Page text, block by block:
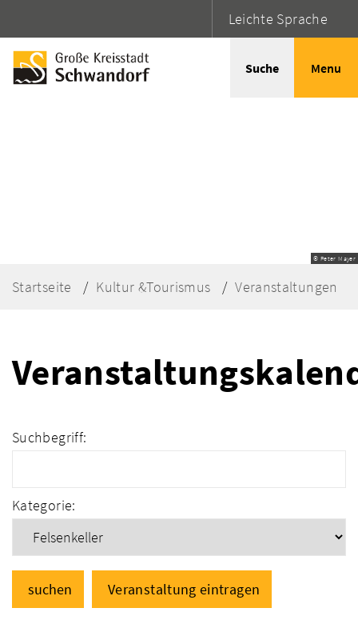
Leichte Sprache
Suche Menu
© Peter Mayer
Startseite Kultur &Tourismus Veranstaltungen
Suchbegriff:
Kategorie:
suchen Veranstaltung eintragen